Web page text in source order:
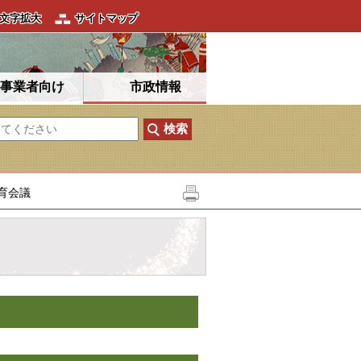
文字拡大 サイトマップ
事業者向け 市政情報
会議